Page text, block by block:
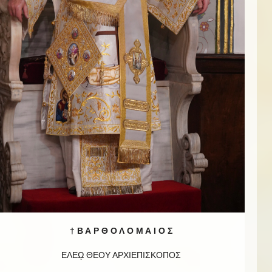
† Β Α Ρ Θ Ο Λ Ο Μ Α Ι Ο Σ
ΕΛΕῼ ΘΕΟΥ ΑΡΧΙΕΠΙΣΚΟΠΟΣ